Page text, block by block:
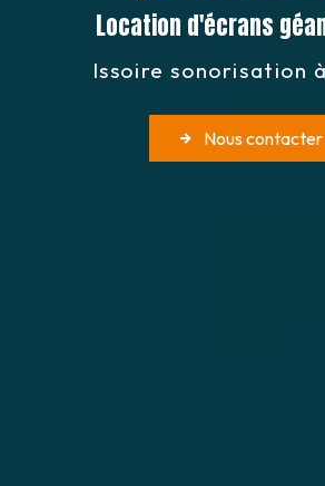
Location d'écrans
Issoire sonorisation
Nous contacter